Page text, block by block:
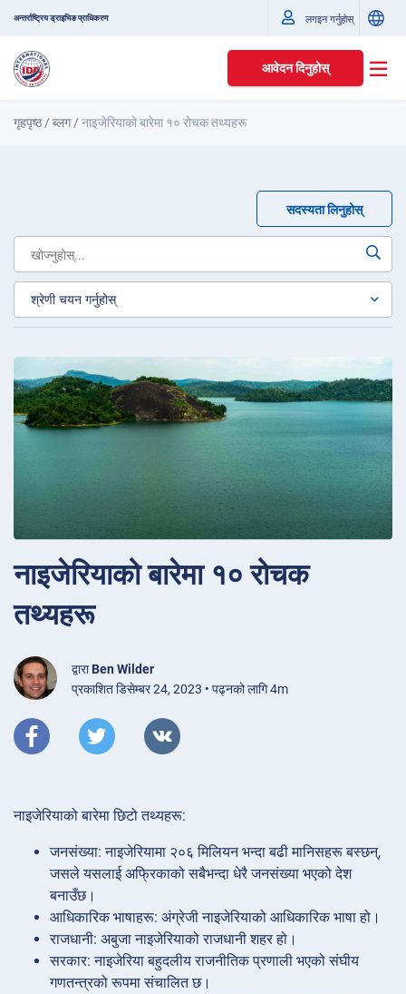
अन्तर्राष्ट्रिय ड्राइभिङ प्राधिकरण लगइन गर्नुहोस्
आवेदन दिनुहोस्
गृहपृष्ठ/ब्लग/नाइजेरियाको बारेमा १० रोचक तथ्यहरू
सदस्यता लिनुहोस्
नाइजेरियाको बारेमा १० रोचक
तथ्यहरू
द्वाराBen Wilder
प्रकाशित डिसेम्बर 24, 2023 • पढ्नको लागि 4m
नाइजेरियाको बारेमा छिटो तथ्यहरू:
जनसंख्या: नाइजेरियामा २०६ मिलियन भन्दा बढी मानिसहरू बस्छन्,
जसले यसलाई अफ्रिकाको सबैभन्दा धेरै जनसंख्या भएको देश
बनाउँछ।
आधिकारिक भाषाहरू: अंग्रेजी नाइजेरियाको आधिकारिक भाषा हो।
राजधानी: अबुजा नाइजेरियाको राजधानी शहर हो।
सरकार: नाइजेरिया बहुदलीय राजनीतिक प्रणाली भएको संघीय
गणतन्त्रको रूपमा संचालित छ।